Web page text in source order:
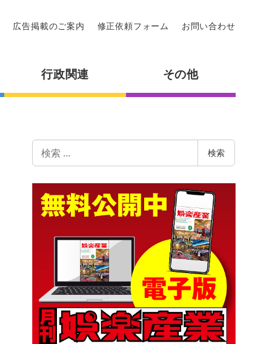
広告掲載のご案内 修正依頼フォーム お問い合わせ
行政関連 その他
索
検索